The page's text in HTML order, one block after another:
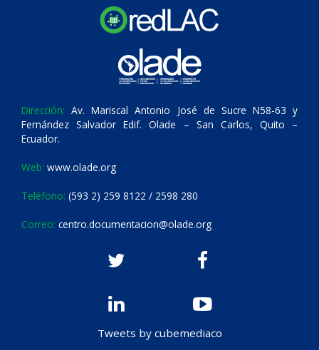
Dirección: Av. Mariscal Antonio José de Sucre N58-63 y
Fernández Salvador Edif. Olade – San Carlos, Quito –
Ecuador.
Web: www.olade.org
Teléfono: (593 2) 259 8122 / 2598 280
Correo: centro.documentacion@olade.org
Tweets by cubemediaco